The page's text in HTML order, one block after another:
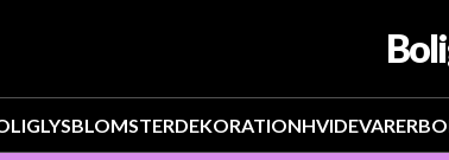
LYSBLOMSTERDEKORATIONHVIDEVARER